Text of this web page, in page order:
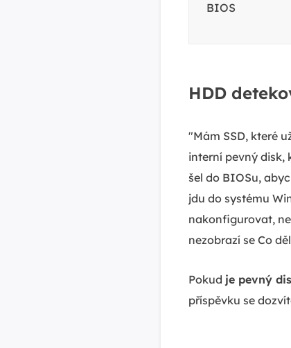
BIOS
HDD
"Mám SSD, které
interní pevný disk,
šel do BIOSu,
jdu do systému
nakonfigurovat,
nezobrazí se Co
Pokud je pevný
příspěvku se